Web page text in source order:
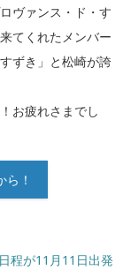
ヴァンス・ド・す
てくれたメンバー
ずき」と松崎が誇
お疲れさまでし
！
程が11月11日出発